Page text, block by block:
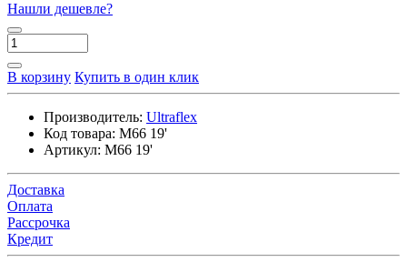
Нашли дешевле?
В корзину Купить в один клик
Производитель: Ultraflex
Код товара: M66 19'
Артикул: M66 19'
Доставка
Оплата
Рассрочка
Кредит